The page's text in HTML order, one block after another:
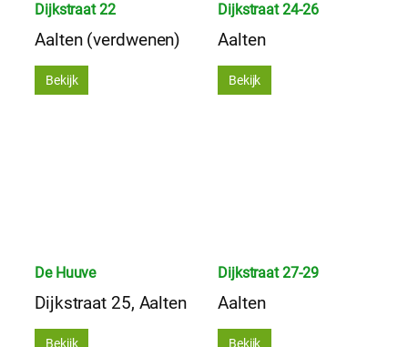
Dijkstraat 22
Aalten (verdwenen)
Bekijk
Dijkstraat 24-26
Aalten
Bekijk
De Huuve
Dijkstraat 25, Aalten
Bekijk
Dijkstraat 27-29
Aalten
Bekijk